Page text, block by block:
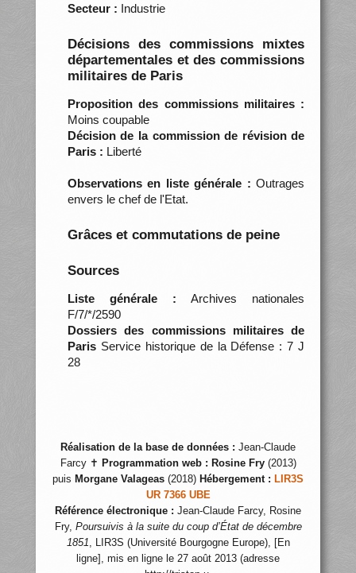
Secteur : Industrie
Décisions des commissions mixtes
départementales et des commissions
militaires de Paris
Proposition des commissions militaires :
Moins coupable
Décision de la commission de révision de
Paris : Liberté
Observations en liste générale : Outrages
envers le chef de l'Etat.
Grâces et commutations de peine
Sources
Liste générale : Archives nationales
F/7/*/2590
Dossiers des commissions militaires de
ParisService historique de la Défense : 7 J
28
Réalisation de la base de données : Jean-Claude
Farcy ✝ Programmation web : Rosine Fry(2013)
puis Morgane Valageas (2018) Hébergement : LIR3S
UR 7366 UBE
Référence électronique : Jean-Claude Farcy, Rosine
Fry, Poursuivis à la suite du coup d’État de décembre
1851, LIR3S (Université Bourgogne Europe), [En
ligne], mis en ligne le 27 août 2013 (adresse